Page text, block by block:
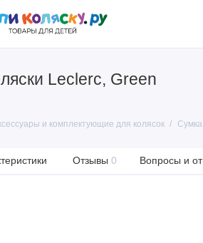
Leclerc, Green
и комплектующие для колясок
Отзывы 0 Вопросы и